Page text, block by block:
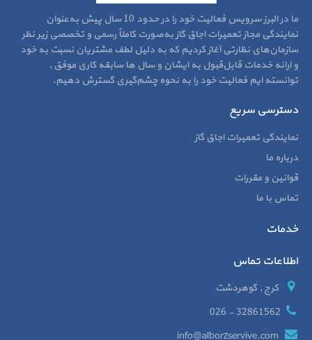
ما در البرز سرویس فعالیت خود را در حدود 10 سال پیش به‌عنوان
نمایندگی مجاز تعمیرات اجاق گاز به‌صورت کاملاً رسمی و تخصصی زیر نظر
سازمان‌های نظارتی آغاز کردیم که به دلیل لطف مشتریان نسبت به خود
و ارائه خدمات قابل‌قبول به ایشان و سال‌ ها سابقه کاری موفق ,
توانسته ایم فعالیت خود را به نحوه چشم‌گیری گسترش دهیم.
دسترسی سریع
نمایندگی تعمیرات اجاق گاز
درباره ما
قوانین و مقررات
تماس با ما
خدمات
اطلاعات تماس
کرج , گوهردشت
32861562 - 026